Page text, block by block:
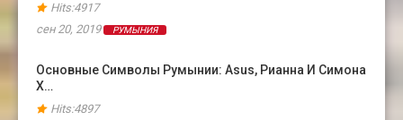
Hits:4917
сен 20, 2019
РУМЫНИЯ
Основные Символы Румынии: Asus, Рианна И Симона
Х…
Hits:4897